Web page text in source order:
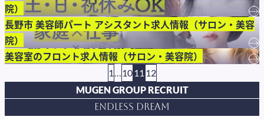
院）
→
長野市 美容師パート アシスタント求人情報（サロン・美容
院）
→
美容室のフロント求人情報（サロン・美容院） →
1…1011 12
MUGEN GROUP RECRUIT
Endless Dream